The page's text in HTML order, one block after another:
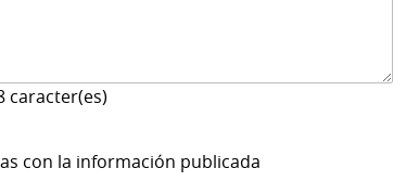
caracter(es)
con la información publicada